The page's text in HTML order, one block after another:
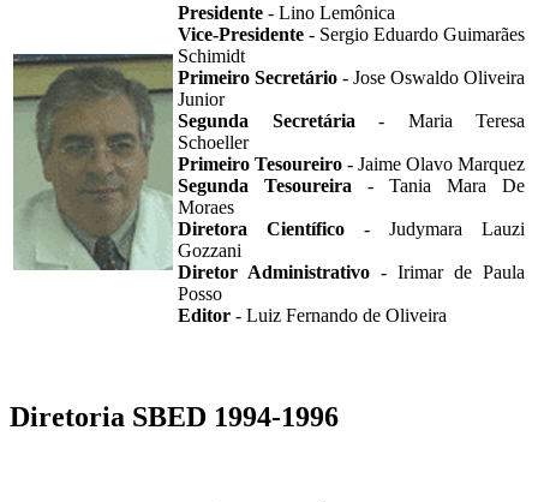
Presidente - Lino Lemônica
Vice-Presidente - Sergio Eduardo Guimarães
Schimidt
Primeiro Secretário - Jose Oswaldo Oliveira
Junior
Segunda Secretária - Maria Teresa
Schoeller
Primeiro Tesoureiro - Jaime Olavo Marquez
Segunda Tesoureira - Tania Mara De
Moraes
Diretora Científico - Judymara Lauzi
Gozzani
Diretor Administrativo - Irimar de Paula
Posso
Editor - Luiz Fernando de Oliveira
Diretoria SBED 1994-1996